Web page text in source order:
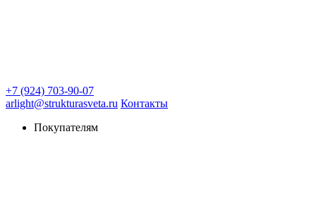
+7 (924) 703-90-07
arlight@strukturasveta.ru Контакты
Покупателям